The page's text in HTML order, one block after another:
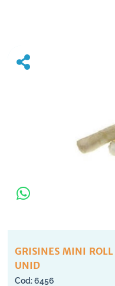
GRISINES MINI
UNID
6456